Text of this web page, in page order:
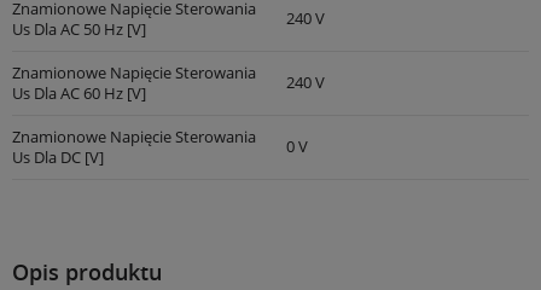
Znamionowe Napięcie Sterowania
Us Dla AC 50 Hz [V]
240 V
Znamionowe Napięcie Sterowania
Us Dla AC 60 Hz [V]
240 V
Znamionowe Napięcie Sterowania
Us Dla DC [V]
0 V
Opis produktu